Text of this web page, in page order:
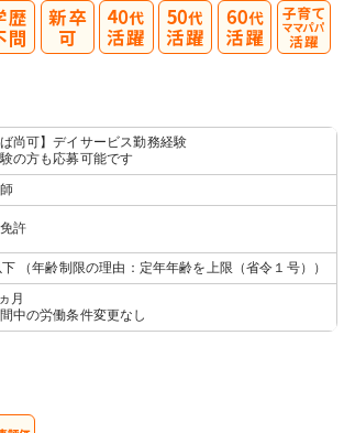
ば尚可】デイサービス勤務経験
の方も応募可能です
許
（年齢制限の理由：定年年齢を上限（省令１号））
月
中の労働条件変更なし